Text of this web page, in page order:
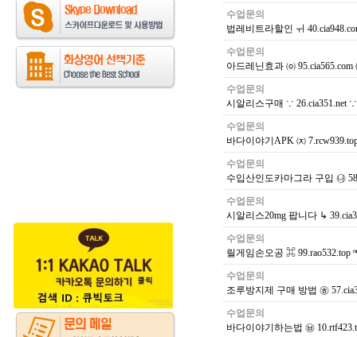
수업문의
법레비트라할인 ㅟ
수업문의
아드레닌효과 ㈇
수업문의
시알리스구매 ∵ 26.cia351.net
수업문의
바다이야기APK ㈈
수업문의
수입산인도카마그라 구입 ㉯
수업문의
시알리스20mg 팝니다 ↳
수업문의
릴게임손오공 ⌘
수업문의
조루방지제 구매 방법 ㉭
수업문의
바다이야기하는법 ㉥